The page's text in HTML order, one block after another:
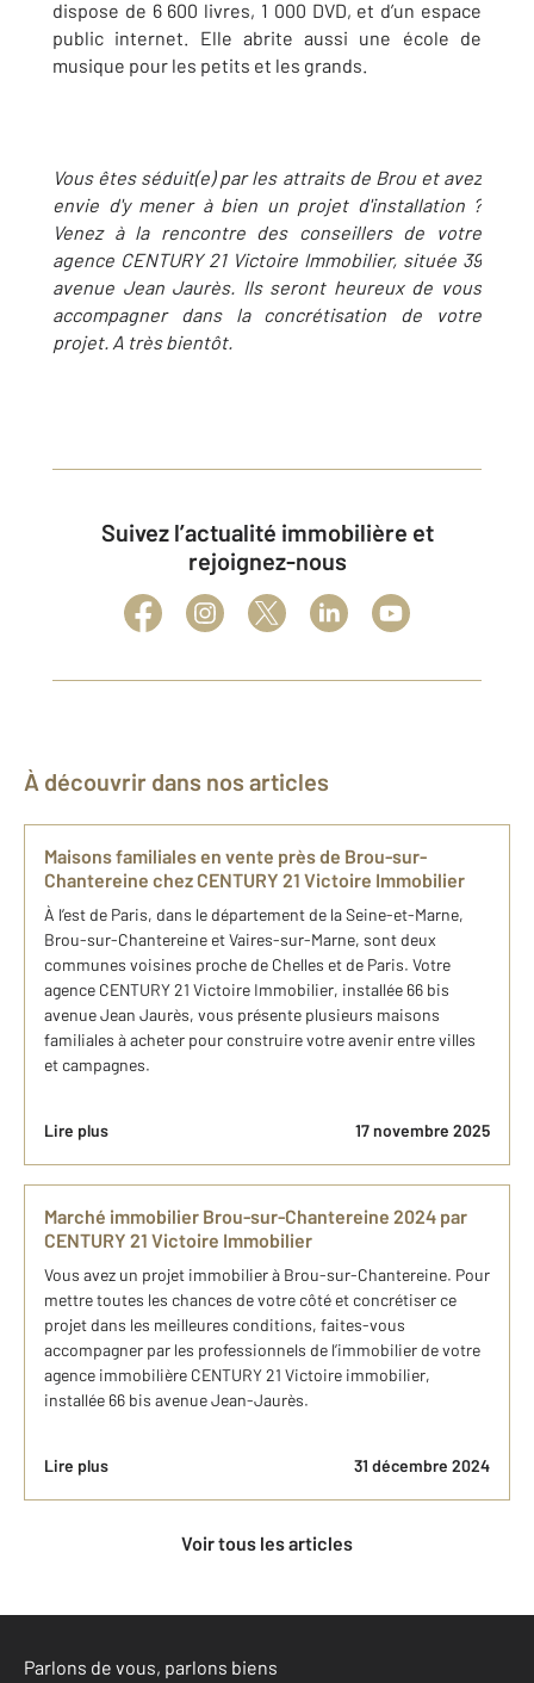
dispose de 6 600 livres, 1 000 DVD, et d’un espace
public internet. Elle abrite aussi une école de
musique pour les petits et les grands.
Vous êtes séduit(e) par les attraits de Brou et avez
envie d'y mener à bien un projet d'installation ?
Venez à la rencontre des conseillers de votre
agence CENTURY 21 Victoire Immobilier, située 39
avenue Jean Jaurès. Ils seront heureux de vous
accompagner dans la concrétisation de votre
projet. A très bientôt.
Suivez l’actualité immobilière et
rejoignez-nous
À découvrir dans nos articles
Maisons familiales en vente près de Brou-sur-
Chantereine chez CENTURY 21 Victoire Immobilier
À l’est de Paris, dans le département de la Seine-et-Marne,
Brou-sur-Chantereine et Vaires-sur-Marne, sont deux
communes voisines proche de Chelles et de Paris. Votre
agence CENTURY 21 Victoire Immobilier, installée 66 bis
avenue Jean Jaurès, vous présente plusieurs maisons
familiales à acheter pour construire votre avenir entre villes
et campagnes.
Lire plus 17 novembre 2025
Marché immobilier Brou-sur-Chantereine 2024 par
CENTURY 21 Victoire Immobilier
Vous avez un projet immobilier à Brou-sur-Chantereine. Pour
mettre toutes les chances de votre côté et concrétiser ce
projet dans les meilleures conditions, faites-vous
accompagner par les professionnels de l’immobilier de votre
agence immobilière CENTURY 21 Victoire immobilier,
installée 66 bis avenue Jean-Jaurès.
Lire plus 31 décembre 2024
Voir tous les articles
Parlons de vous, parlons biens